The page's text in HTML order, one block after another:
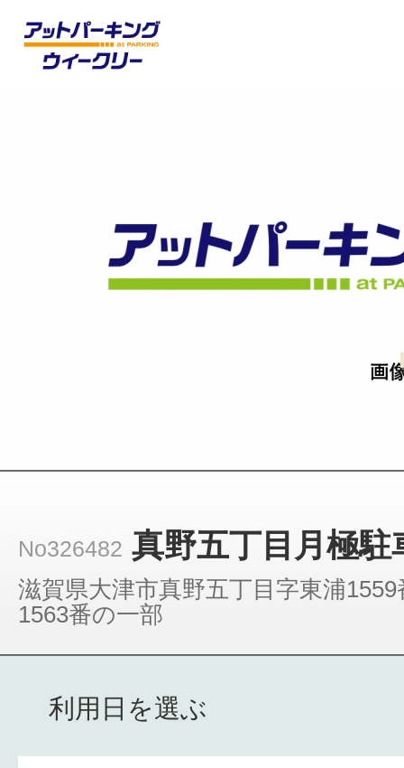
No326482 真野五丁目月極駐
滋賀県大津市真野五丁目字東浦1559
1563番の一部
利用日を選ぶ